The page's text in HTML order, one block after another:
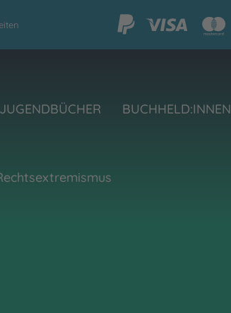
JUGENDBÜCHER BUCHHELD:INNEN